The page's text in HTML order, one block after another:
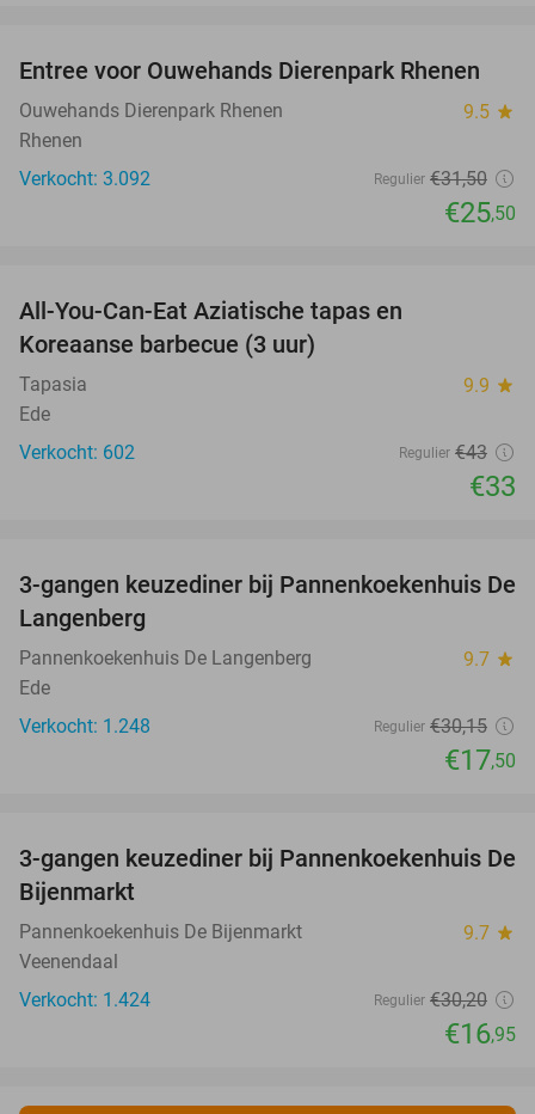
19%
Entree voor Ouwehands Dierenpark Rhenen
Ouwehands Dierenpark Rhenen 9.5 star
Rhenen
Verkocht: 3.092
Regulier €31,50
€25,50
All-You-Can-Eat Aziatische tapas en
Koreaanse barbecue (3 uur)
Tapasia 9.9 star
Ede
Verkocht: 602
Regulier €43
€33
42%
3-gangen keuzediner bij Pannenkoekenhuis De
Langenberg
Pannenkoekenhuis De Langenberg 9.7 star
Ede
Verkocht: 1.248
Regulier €30,15
€17,50
44%
3-gangen keuzediner bij Pannenkoekenhuis De
Bijenmarkt
Pannenkoekenhuis De Bijenmarkt 9.7 star
Veenendaal
Verkocht: 1.424
Regulier €30,20
€16,95